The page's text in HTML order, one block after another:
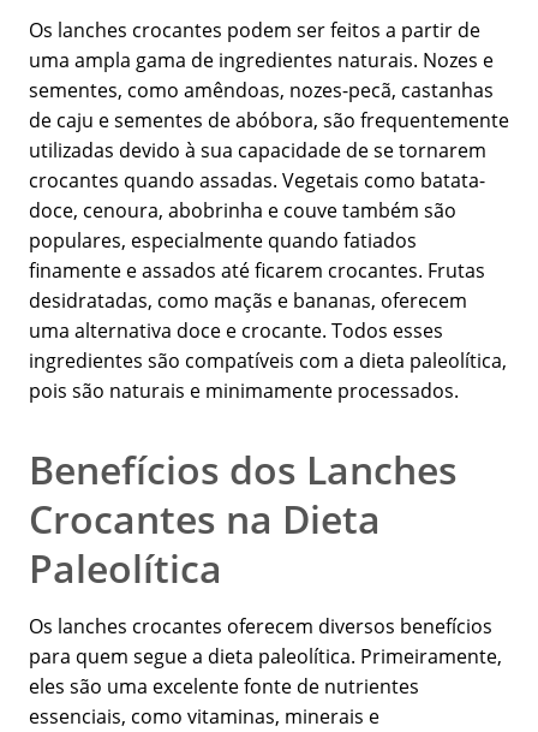
Os lanches crocantes podem ser feitos a partir de
uma ampla gama de ingredientes naturais. Nozes e
sementes, como amêndoas, nozes-pecã, castanhas
de caju e sementes de abóbora, são frequentemente
utilizadas devido à sua capacidade de se tornarem
crocantes quando assadas. Vegetais como batata-
doce, cenoura, abobrinha e couve também são
populares, especialmente quando fatiados
finamente e assados até ficarem crocantes. Frutas
desidratadas, como maçãs e bananas, oferecem
uma alternativa doce e crocante. Todos esses
ingredientes são compatíveis com a dieta paleolítica,
pois são naturais e minimamente processados.
Benefícios dos Lanches
Crocantes na Dieta
Paleolítica
Os lanches crocantes oferecem diversos benefícios
para quem segue a dieta paleolítica. Primeiramente,
eles são uma excelente fonte de nutrientes
essenciais, como vitaminas, minerais e